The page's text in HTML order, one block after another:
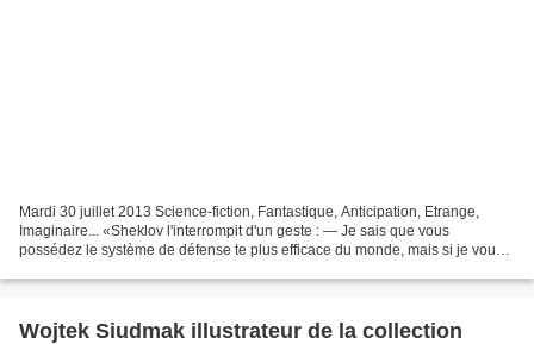
Mardi 30 juillet 2013 Science-fiction, Fantastique, Anticipation, Etrange,
Imaginaire... «Sheklov l'interrompit d'un geste : — Je sais que vous
possédez le système de défense te plus efficace du monde, mais si je vous
Wojtek Siudmak illustrateur de la collection